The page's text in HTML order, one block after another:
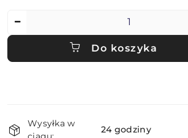
Do koszyka
i
Wysyłka w
24 godziny